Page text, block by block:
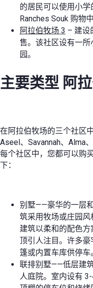
的居民可以使用小
Ranches Souk 购物中
阿拉伯牧场 3 – 建设
售。该社区设有一
园。
主要类型 阿
在阿拉伯牧场的三个社区
Aseel、Savannah、Alma
每个社区中，您都可以购
下：
别墅——豪华的一层
筑采用牧场或庄园
建筑以柔和的配色
顶引人注目。许多
篷或内置车库供停车
联排别墅——低层建
人庭院。室内设有